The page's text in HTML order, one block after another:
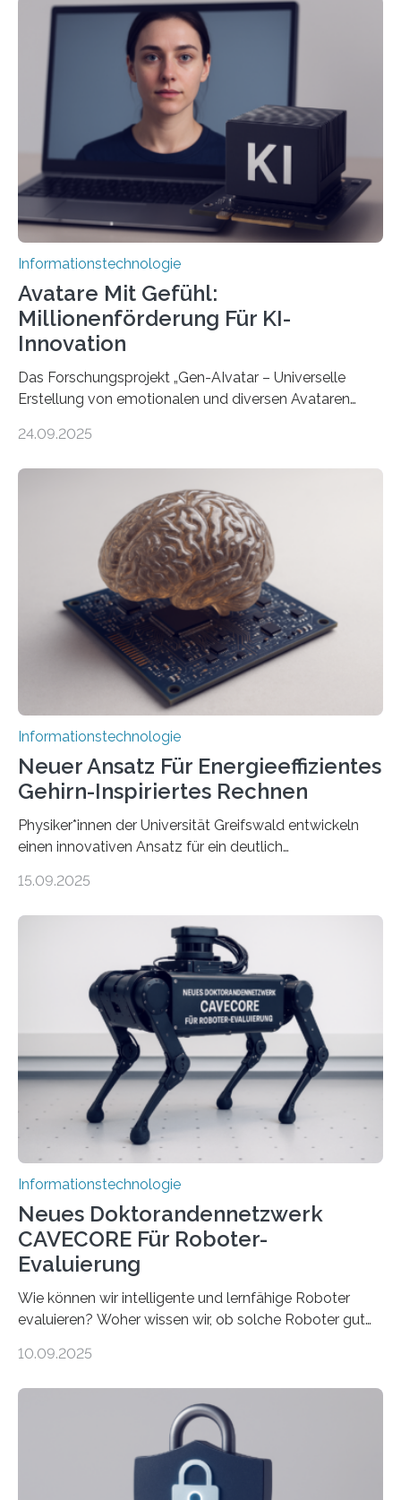
Informationstechnologie
Avatare Mit Gefühl:
Millionenförderung Für KI-
Innovation
Das Forschungsprojekt „Gen-AIvatar – Universelle
Erstellung von emotionalen und diversen Avataren
Förderung in Höhe von rund 2 Millionen Euro. Dabei
der MindPort GmbH eine neuartige, KI-gestützte
Lösung zur Erzeugung von Emotionen für realistische
Avatare. Gen-AIvatar entwickelt innovative und
kosteneffiziente Methoden, um lebensechte Avatare zu
erstellen. „Besonders wichtig ist uns eine ganzheitliche
Animation, bei der Stimme, Körperbewegung, Gestik
und Mimik im Einklang sind…
24.09.2025
Informationstechnologie
Neuer Ansatz Für Energieeffizientes
Gehirn-Inspiriertes Rechnen
Physiker*innen der Universität Greifswald entwickeln
einen innovativen Ansatz für ein deutlich
Lösungsweg ist inspiriert vom menschlichen Gehirn. Die
stellt die heutige Computertechnik vor
Herausforderungen. Herkömmliche Silizium-
Prozessoren stoßen an ihre Grenzen: Sie verbrauchen
viel Energie, die Speicher- und Verarbeitungseinheiten
sind voneinander getrennt und die Datenübertragung
bremst komplexe Anwendungen aus. Da KI-Modelle
immer größer werden und riesige Datenmengen
verarbeiten müssen, steigt der Bedarf an neuen
Rechenarchitekturen. Neben Quantencomputern
rücken dabei insbesondere…
15.09.2025
Informationstechnologie
Neues Doktorandennetzwerk
CAVECORE Für Roboter-
Evaluierung
Wie können wir intelligente und lernfähige Roboter
evaluieren? Woher wissen wir, ob solche Roboter gut
sich CAVECORE – ein neues Marie Skłodowska-Curie
koordiniert wird. Ab dem 1. September werden sich
über einen Zeitraum von vier Jahren insgesamt 15
Promovierende im Rahmen von CAVECORE mit
kognitiven Robotern beschäftigen – also mit Robotern,
die mittels Sensoren ihre Umgebung erfassen,
10.09.2025